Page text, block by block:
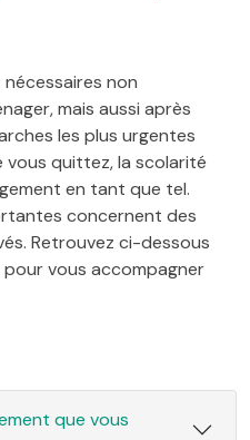
non
mais aussi après
les plus urgentes
quittez, la scolarité
en tant que tel.
concernent des
Retrouvez ci-dessous
vous accompagner
que vous